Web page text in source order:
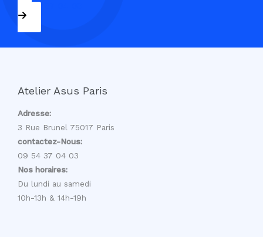
09 54 37 04 03
Atelier Asus Paris
Adresse:
3 Rue Brunel 75017 Paris
contactez-Nous:
09 54 37 04 03
Nos horaires:
Du lundi au samedi
10h-13h & 14h-19h